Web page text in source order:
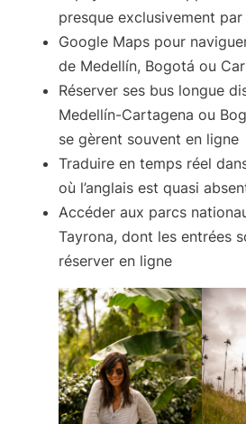
presque exclusivement par
Google Maps pour
de Medellín, Bogotá ou
Réserver ses bus longue
Medellín-Cartagena ou
se gèrent souvent en ligne
Traduire en temps réel
où l’anglais est quasi
Accéder aux parcs
Tayrona, dont les entrées
réserver en ligne